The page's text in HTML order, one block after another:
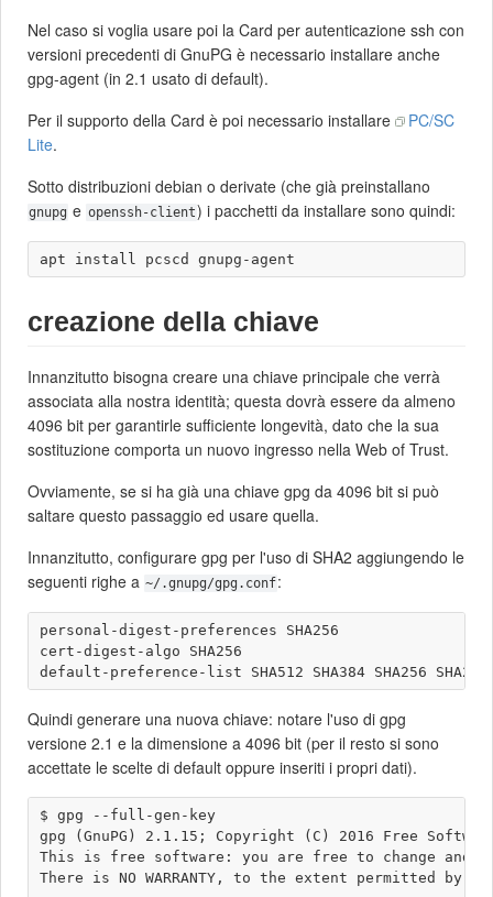
Nel caso si voglia usare poi la Card per autenticazione ssh con
versioni precedenti di GnuPG è necessario installare anche
gpg-agent (in 2.1 usato di default).
Per il supporto della Card è poi necessario installare
PC/SC
Lite.
Sotto distribuzioni debian o derivate (che già preinstallano
gnupg e openssh-client) i pacchetti da installare sono quindi:
creazione della chiave
Innanzitutto bisogna creare una chiave principale che verrà
associata alla nostra identità; questa dovrà essere da almeno
4096 bit per garantirle sufficiente longevità, dato che la sua
sostituzione comporta un nuovo ingresso nella Web of Trust.
Ovviamente, se si ha già una chiave gpg da 4096 bit si può
saltare questo passaggio ed usare quella.
Innanzitutto, configurare gpg per l'uso di SHA2 aggiungendo le
seguenti righe a ~/.gnupg/gpg.conf:
personal-digest-preferences SHA256
cert-digest-algo SHA256
Quindi generare una nuova chiave: notare l'uso di gpg
versione 2.1 e la dimensione a 4096 bit (per il resto si sono
accettate le scelte di default oppure inseriti i propri dati).
$ gpg --full-gen-key
gpg (GnuPG) 2.1.15; Copyright (C) 2016 Free
This is free software: you are free to change
There is NO WARRANTY, to the extent permitted by